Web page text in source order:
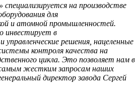
на производстве
для
и атомной промышленностей.
инвестирует в
управленческие решения, нацеленные
контроля качества на
цикла. Это позволяет нам в
жестким запросам наших
директор завода Сергей